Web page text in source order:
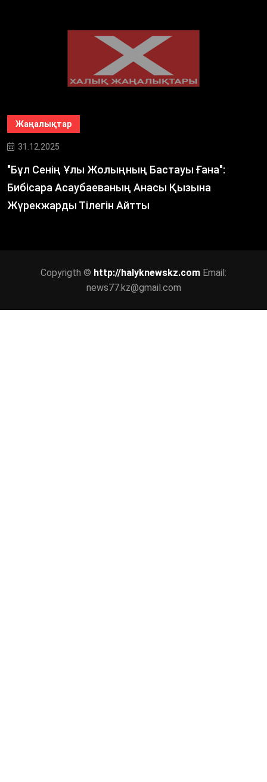
Жаңалықтар
31.12.2025
"Бұл Сенің Ұлы Жолыңның Бастауы Ғана":
Бибісара Асаубаеваның Анасы Қызына
Жүрекжарды Тілегін Айтты
Copyrigth © http://halyknewskz.com Email:
news77.kz@gmail.com